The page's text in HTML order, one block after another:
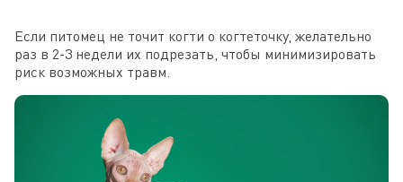
Если питомец не точит когти о когтеточку, желательно
раз в 2-3 недели их подрезать, чтобы минимизировать
риск возможных травм.